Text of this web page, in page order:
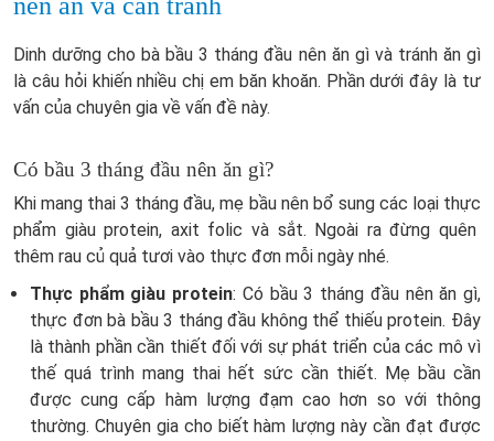
nên ăn và cần tránh
Dinh dưỡng cho bà bầu 3 tháng đầu nên ăn gì và tránh ăn gì
là câu hỏi khiến nhiều chị em băn khoăn. Phần dưới đây là tư
vấn của chuyên gia về vấn đề này.
Có bầu 3 tháng đầu nên ăn gì?
Khi mang thai 3 tháng đầu, mẹ bầu nên bổ sung các loại thực
phẩm giàu protein, axit folic và sắt. Ngoài ra đừng quên
thêm rau củ quả tươi vào thực đơn mỗi ngày nhé.
Thực phẩm giàu protein: Có bầu 3 tháng đầu nên ăn gì,
thực đơn bà bầu 3 tháng đầu không thể thiếu protein. Đây
là thành phần cần thiết đối với sự phát triển của các mô vì
thế quá trình mang thai hết sức cần thiết. Mẹ bầu cần
được cung cấp hàm lượng đạm cao hơn so với thông
thường. Chuyên gia cho biết hàm lượng này cần đạt được